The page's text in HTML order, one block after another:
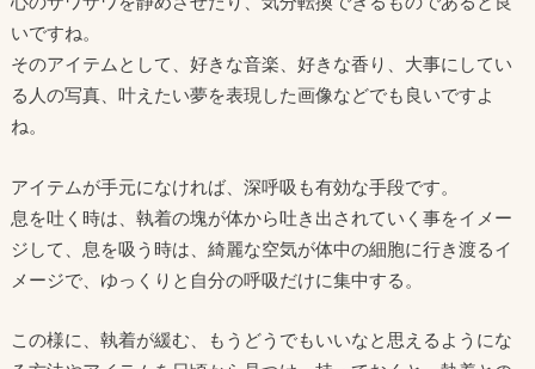
いですね。
そのアイテムとして、好きな音楽、好きな香り、大事にしてい
る人の写真、叶えたい夢を表現した画像などでも良いですよ
ね。
アイテムが手元になければ、深呼吸も有効な手段です。
息を吐く時は、執着の塊が体から吐き出されていく事をイメー
ジして、息を吸う時は、綺麗な空気が体中の細胞に行き渡るイ
メージで、ゆっくりと自分の呼吸だけに集中する。
この様に、執着が緩む、もうどうでもいいなと思えるようにな